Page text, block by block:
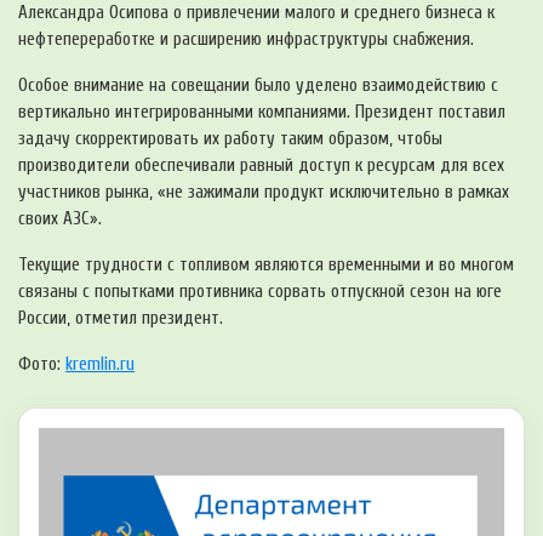
Александра Осипова о привлечении малого и среднего бизнеса к
нефтепереработке и расширению инфраструктуры снабжения.
Особое внимание на совещании было уделено взаимодействию с
вертикально интегрированными компаниями. Президент поставил
задачу скорректировать их работу таким образом, чтобы
производители обеспечивали равный доступ к ресурсам для всех
участников рынка, «не зажимали продукт исключительно в рамках
своих АЗС».
Текущие трудности с топливом являются временными и во многом
связаны с попытками противника сорвать отпускной сезон на юге
России, отметил президент.
Фото: kremlin.ru